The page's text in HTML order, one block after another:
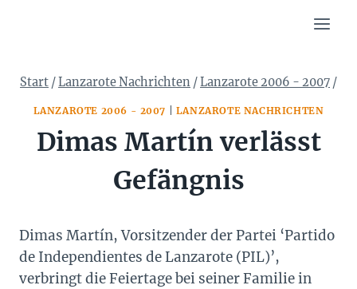
Start /Lanzarote Nachrichten /Lanzarote 2006 - 2007 /
LANZAROTE 2006 - 2007 LANZAROTE NACHRICHTEN
Dimas Martín verlässt
Gefängnis
Dimas Martín, Vorsitzender der Partei ‘Partido
de Independientes de Lanzarote (PIL)’,
verbringt die Feiertage bei seiner Familie in